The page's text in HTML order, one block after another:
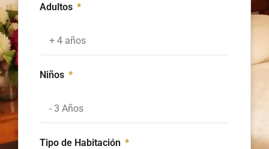
Adultos
Niños
Tipo de Habitación